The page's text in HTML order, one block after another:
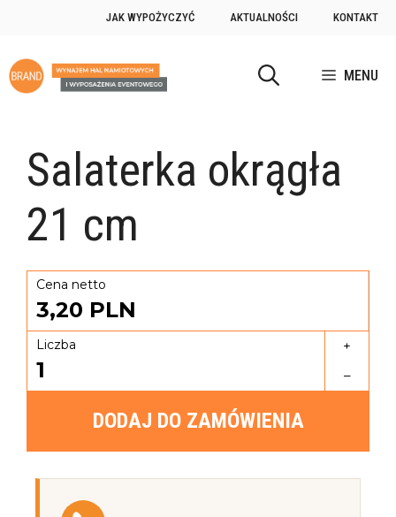
JAK WYPOŻYCZYĆ AKTUALNOŚCI KONTAKT
MENU
Salaterka okrągła
21 cm
Cena netto
3,20 PLN
Liczba
1
+
–
DODAJ DO ZAMÓWIENIA